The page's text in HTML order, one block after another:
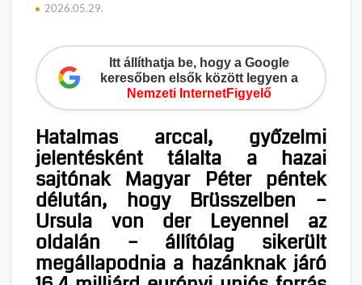
2026.05.29.
Itt állíthatja be, hogy a Google
keresőben elsők között legyen a
Nemzeti InternetFigyelő
Hatalmas arccal, győzelmi
jelentésként tálalta a hazai
sajtónak Magyar Péter péntek
délután, hogy Brüsszelben –
Ursula von der Leyennel az
oldalán – állítólag sikerült
megállapodnia a hazánknak járó